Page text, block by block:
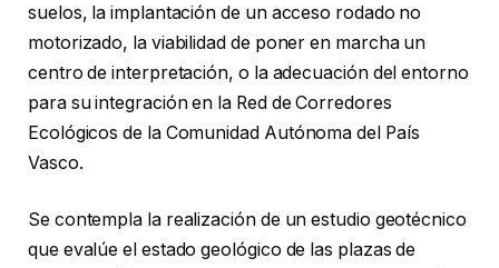
suelos, la implantación de un acceso rodado no
motorizado, la viabilidad de poner en marcha un
centro de interpretación, o la adecuación del entorno
para su integración en la Red de Corredores
Ecológicos de la Comunidad Autónoma del País
Vasco.
Se contempla la realización de un estudio geotécnico
que evalúe el estado geológico de las plazas de